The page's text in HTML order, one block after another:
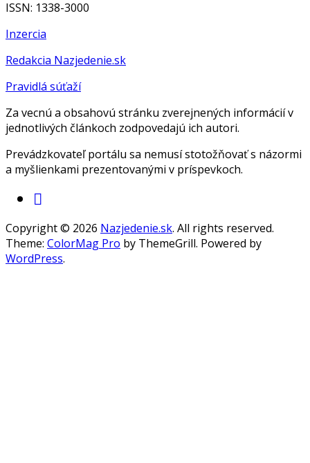
ISSN: 1338-3000
Inzercia
Redakcia Nazjedenie.sk
Pravidlá súťaží
Za vecnú a obsahovú stránku zverejnených informácií v
jednotlivých článkoch zodpovedajú ich autori.
Prevádzkovateľ portálu sa nemusí stotožňovať s názormi
a myšlienkami prezentovanými v príspevkoch.
Copyright © 2026 Nazjedenie.sk. All rights reserved.
Theme: ColorMag Pro by ThemeGrill. Powered by
WordPress.